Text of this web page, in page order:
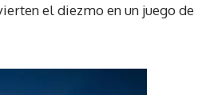
el diezmo en un juego de